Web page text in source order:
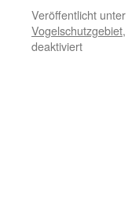
Veröffentlicht unter
Vogelschutzgebiet,
deaktiviertfür